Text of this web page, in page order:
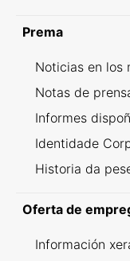
Prema
Noticias en los
Notas de
Informes
Identidade
Historia da
Oferta de
Información